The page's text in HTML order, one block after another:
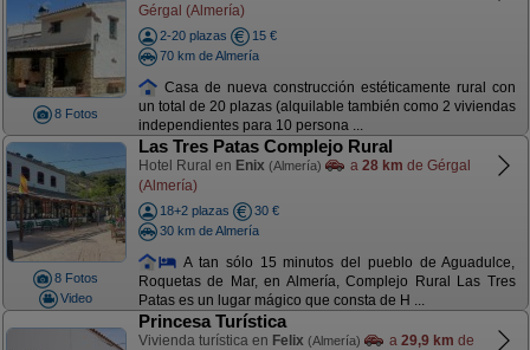
8 Fotos
Gérgal (Almería)
2-20 plazas
15 €
70 km de Almería
Casa de nueva construcción estéticamente rural con
un total de 20 plazas (alquilable también como 2 viviendas
independientes para 10 persona ...
8 Fotos
Video
Las Tres Patas Complejo Rural
Hotel Rural en Enix (Almería) a 28 km de Gérgal
(Almería)
18+2 plazas
30 €
30 km de Almería
A tan sólo 15 minutos del pueblo de Aguadulce,
Roquetas de Mar, en Almería, Complejo Rural Las Tres
Patas es un lugar mágico que consta de H ...
Princesa Turística
Vivienda turística en Felix (Almería) a 29,9 km de